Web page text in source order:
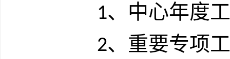
1、中心年度
2、重要专项